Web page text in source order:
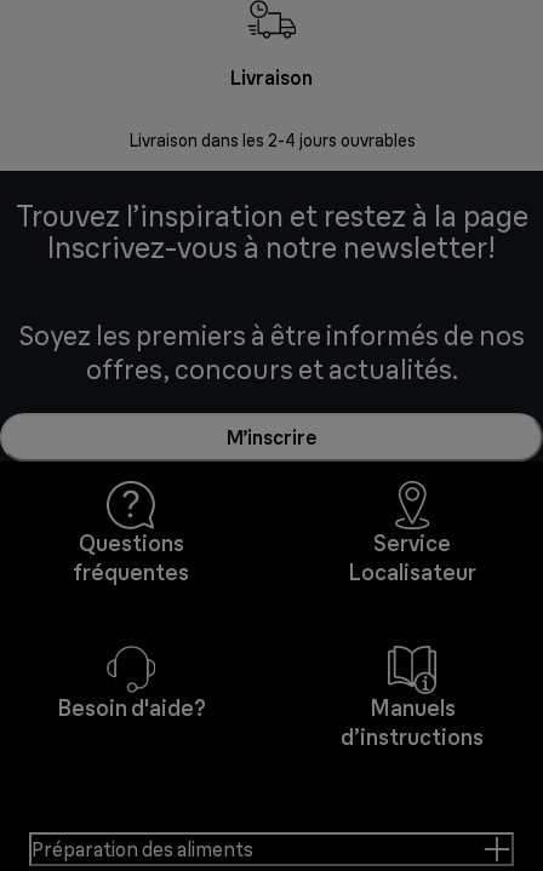
Livraison
Livraison dans les 2-4 jours ouvrables
Trouvez l’inspiration et restez à la page
Inscrivez-vous à notre newsletter!
Soyez les premiers à être informés de nos
offres, concours et actualités.
M’inscrire
Questions
fréquentes
Service
Localisateur
Besoin d'aide?
Manuels
d’instructions
Préparation des aliments